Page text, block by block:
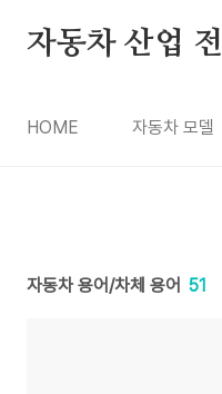
자동차 산업
HOME 자동차 모델
자동차 용어/차체 용어 51